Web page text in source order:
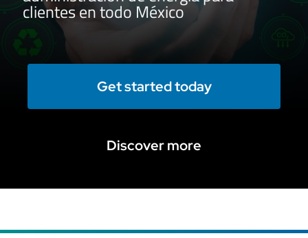
clientes en todo México
Get started today
Discover more